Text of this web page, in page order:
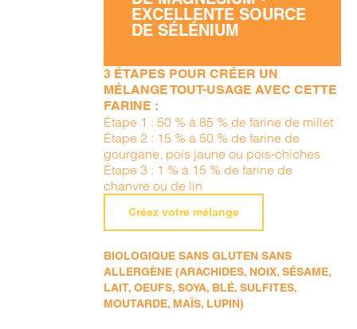
EXCELLENTE SOURCE
DE SÉLÉNIUM
3 ÉTAPES POUR CRÉER UN
MÉLANGE TOUT-USAGE AVEC CETTE
FARINE :
Étape 1 : 50 % à 85 % de farine de millet
Étape 2 : 15 % à 50 % de farine de
gourgane, pois jaune ou pois-chiches
Étape 3 : 1 % à 15 % de farine de
chanvre ou de lin
Créez votre mélange
BIOLOGIQUE SANS GLUTEN SANS
ALLERGÈNE (ARACHIDES, NOIX, SÉSAME,
LAIT, OEUFS, SOYA, BLÉ, SULFITES,
MOUTARDE, MAÏS, LUPIN)